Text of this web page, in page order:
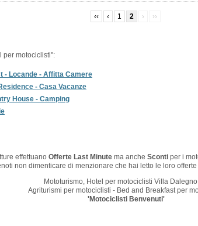
‹‹ ‹ 1 2 › ››
per motociclisti":
- Locande - Affitta Camere
- Casa Vacanze
House - Camping
effettuano Offerte Last Minutema anche Scontiper i
non dimenticare di menzionare che hai letto le loro
Mototurismo, Hotel per motociclisti Villa
Agriturismi per motociclisti - Bed and Breakfast per
'Motociclisti Benvenuti'